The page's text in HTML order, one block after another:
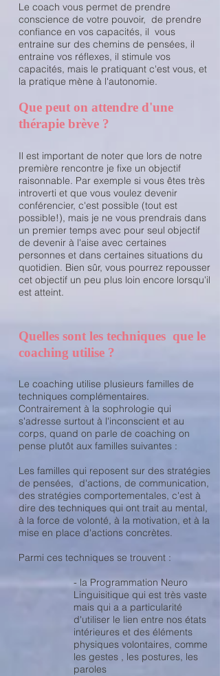
Le coach vous permet de prendre
conscience de votre pouvoir, de prendre
confiance en vos capacités, il vous
entraine sur des chemins de pensées, il
entraine vos réflexes, il stimule vos
capacités, mais le pratiquant c'est vous, et
la pratique mène à l'autonomie.
Que peut on attendre d'une
thérapie brève ?
Il est important de noter que lors de notre
première rencontre je fixe un objectif
raisonnable. Par exemple si vous êtes très
introverti et que vous voulez devenir
conférencier, c'est possible (tout est
possible!), mais je ne vous prendrais dans
un premier temps avec pour seul objectif
de devenir à l'aise avec certaines
personnes et dans certaines situations du
quotidien. Bien sûr, vous pourrez repousser
cet objectif un peu plus loin encore lorsqu'il
est atteint.
Quelles sont les techniques que le
coaching utilise ?
Le coaching utilise plusieurs familles de
techniques complémentaires.
Contrairement à la sophrologie qui
s'adresse surtout à l'inconscient et au
corps, quand on parle de coaching on
pense plutôt aux familles suivantes :
Les familles qui reposent sur des stratégies
de pensées, d'actions, de communication,
des stratégies comportementales, c'est à
dire des techniques qui ont trait au mental,
à la force de volonté, à la motivation, et à la
mise en place d'actions concrètes.
Parmi ces techniques se trouvent :
- la Programmation Neuro
Linguisitique qui est très vaste
mais qui a a particularité
d'utiliser le lien entre nos états
intérieures et des éléments
physiques volontaires, comme
les gestes , les postures, les
paroles